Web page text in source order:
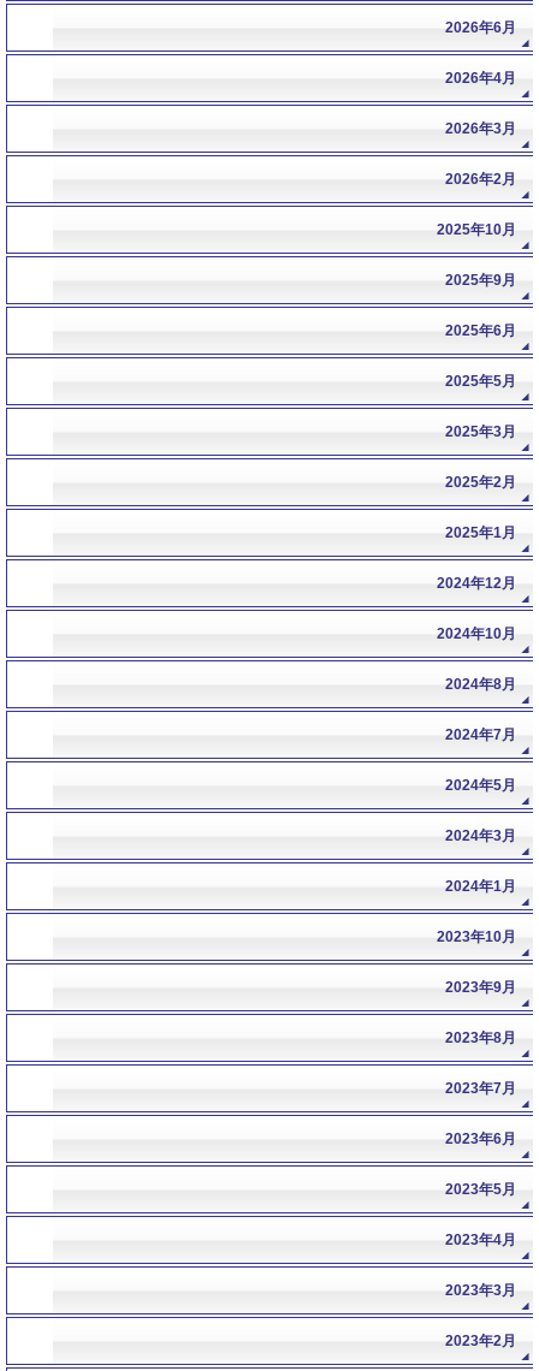
2026年6月
2026年4月
2026年3月
2026年2月
2025年10月
2025年9月
2025年6月
2025年5月
2025年3月
2025年2月
2025年1月
2024年12月
2024年10月
2024年8月
2024年7月
2024年5月
2024年3月
2024年1月
2023年10月
2023年9月
2023年8月
2023年7月
2023年6月
2023年5月
2023年4月
2023年3月
2023年2月